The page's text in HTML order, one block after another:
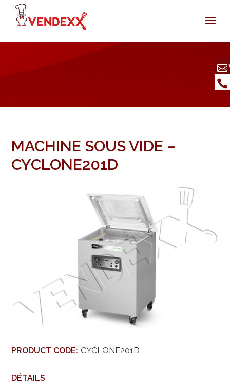
MACHINE SOUS VIDE –
CYCLONE201D
PRODUCT CODE: CYCLONE201D
DÉTAILS